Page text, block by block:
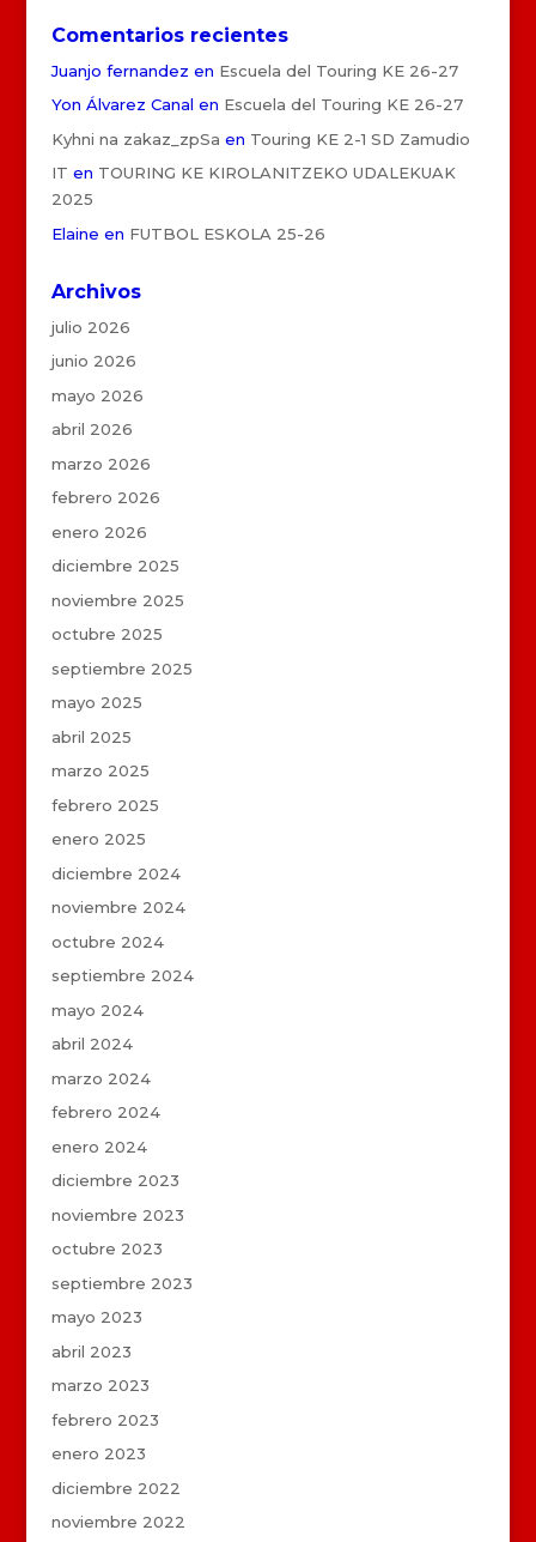
Comentarios recientes
Juanjo fernandez en Escuela del Touring KE 26-27
Yon Álvarez Canal en Escuela del Touring KE 26-27
Kyhni na zakaz_zpSa en Touring KE 2-1 SD Zamudio
IT en TOURING KE KIROLANITZEKO UDALEKUAK
2025
Elaine en FUTBOL ESKOLA 25-26
Archivos
julio 2026
junio 2026
mayo 2026
abril 2026
marzo 2026
febrero 2026
enero 2026
diciembre 2025
noviembre 2025
octubre 2025
septiembre 2025
mayo 2025
abril 2025
marzo 2025
febrero 2025
enero 2025
diciembre 2024
noviembre 2024
octubre 2024
septiembre 2024
mayo 2024
abril 2024
marzo 2024
febrero 2024
enero 2024
diciembre 2023
noviembre 2023
octubre 2023
septiembre 2023
mayo 2023
abril 2023
marzo 2023
febrero 2023
enero 2023
diciembre 2022
noviembre 2022